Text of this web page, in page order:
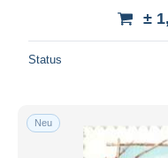
±
Status
Neu